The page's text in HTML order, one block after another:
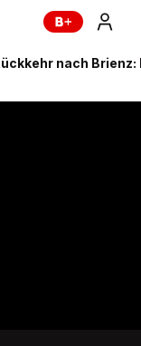
nach